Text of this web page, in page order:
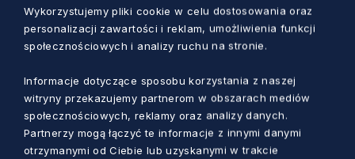
poniedziałku można zgłaszać
kandydatów do Pomorskiej Nagrody
Artystycznej
4 lata temu
Wykorzystujemy pliki cookie w celu dostosowania oraz
personalizacji zawartości i reklam, umożliwienia funkcji
społecznościowych i analizy ruchu na stronie.
Informacje dotyczące sposobu korzystania z naszej
witryny przekazujemy partnerom w obszarach mediów
społecznościowych, reklamy oraz analizy danych.
Partnerzy mogą łączyć te informacje z innymi danymi
otrzymanymi od Ciebie lub uzyskanymi w trakcie